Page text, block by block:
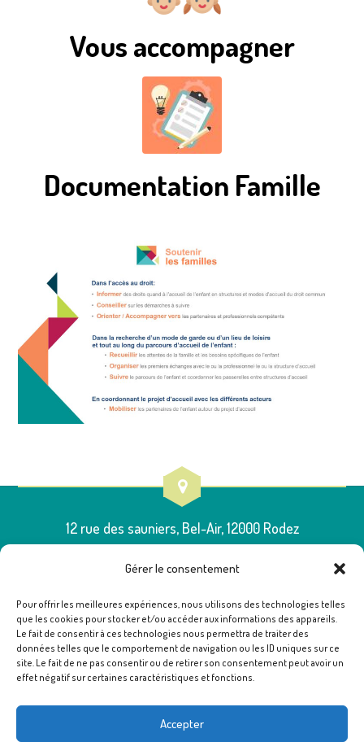
Gérer le consentement
Pour offrir les meilleures expériences, nous utilisons des technologies telles
que les cookies pour stocker et/ou accéder aux informations des appareils.
Le fait de consentir à ces technologies nous permettra de traiter des
données telles que le comportement de navigation ou les ID uniques sur ce
site. Le fait de ne pas consentir ou de retirer son consentement peut avoir un
effet négatif sur certaines caractéristiques et fonctions.
Accepter
Vous accompagner
Documentation Famille
12 rue des sauniers, Bel-Air, 12000 Rodez
05 65 75 54 00
poleressources12@famillesrurales.org